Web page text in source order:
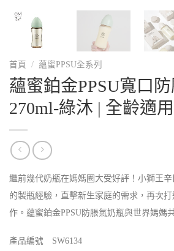
首頁 / 蘊蜜PPSU全系列
蘊蜜鉑金PPSU寬口
270ml-綠沐 | 全齡適用
繼前幾代奶瓶在媽媽圈大受好評！小獅王
的製瓶經驗，直擊新生家庭的需求，再次
作。蘊蜜鉑金PPSU防脹氣奶瓶與世界媽媽
產品編號 SW6134